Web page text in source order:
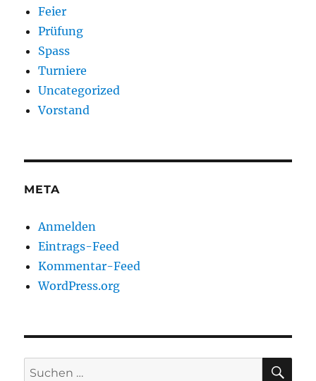
Feier
Prüfung
Spass
Turniere
Uncategorized
Vorstand
META
Anmelden
Eintrags-Feed
Kommentar-Feed
WordPress.org
Suchen